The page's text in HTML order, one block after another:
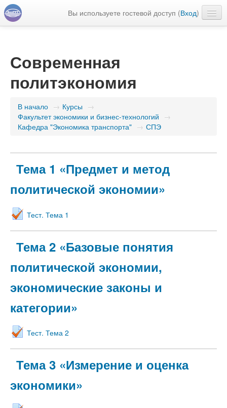
Вы используете гостевой доступ (Вход)
Современная
политэкономия
В начало → Курсы →
Факультет экономики и бизнес-технологий →
Кафедра "Экономика транспорта" → СПЭ
Тема 1 «Предмет и метод
политической экономии»
Тест. Тема 1
Тема 2 «Базовые понятия
политической экономии,
экономические законы и
категории»
Тест. Тема 2
Тема 3 «Измерение и оценка
экономики»